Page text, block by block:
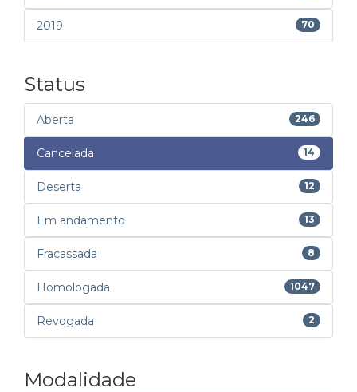
2019 70
Status
Aberta 246
Cancelada 14
Deserta 12
Em andamento 13
Fracassada 8
Homologada 1047
Revogada 2
Modalidade